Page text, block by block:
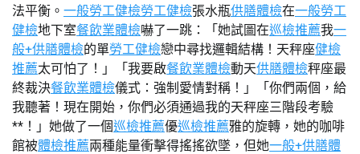
法平衡。 一般勞工健檢勞工健檢張水瓶供膳體檢在一般勞工
健檢地下室餐飲業體檢嚇了一跳：「她試圖在巡檢推薦我一
般+供膳體檢的單勞工健檢戀中尋找邏輯結構！天秤座健檢
推薦太可怕了！」「我要啟餐飲業體檢動天供膳體檢秤座最
終裁決餐飲業體檢儀式：強制愛情對稱！」「你們兩個，給
我聽著！現在開始，你們必須通過我的天秤座三階段考驗
**！」她做了一個巡檢推薦優巡檢推薦雅的旋轉，她的咖啡
館被體檢推薦兩種能量衝擊得搖搖欲墜，但她一般+供膳體